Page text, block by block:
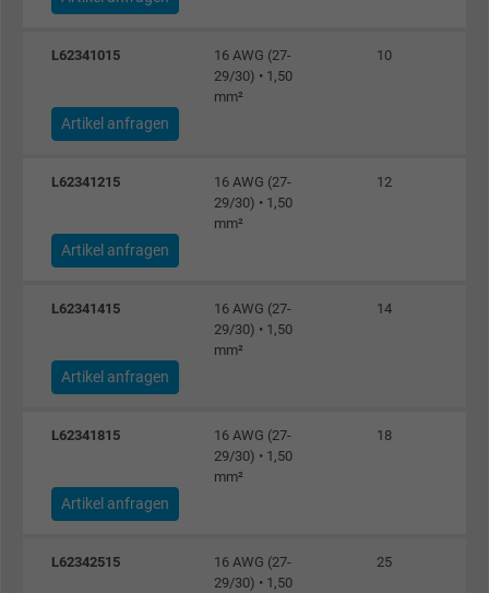
Name _fbp, Facebook Pixel
Anbieter Facebook Ireland Ltd.
Cookie von Facebook für Website-Analyse,
Anzeigenausrichtung und
Name act, Facebook Pixel
Anbieter Facebook Ireland Ltd.
Cookie von Facebook für Website-Analyse,
Anzeigenausrichtung und
Name c_user, Facebook Pixel
L62341015
16 AWG (27-
29/30) • 1,50
mm²
10
Artikel anfragen
L62341215
16 AWG (27-
29/30) • 1,50
mm²
12
Artikel anfragen
L62341415
16 AWG (27-
29/30) • 1,50
mm²
14
Artikel anfragen
L62341815
16 AWG (27-
29/30) • 1,50
mm²
18
Artikel anfragen
L62342515
16 AWG (27-
29/30) • 1,50
25